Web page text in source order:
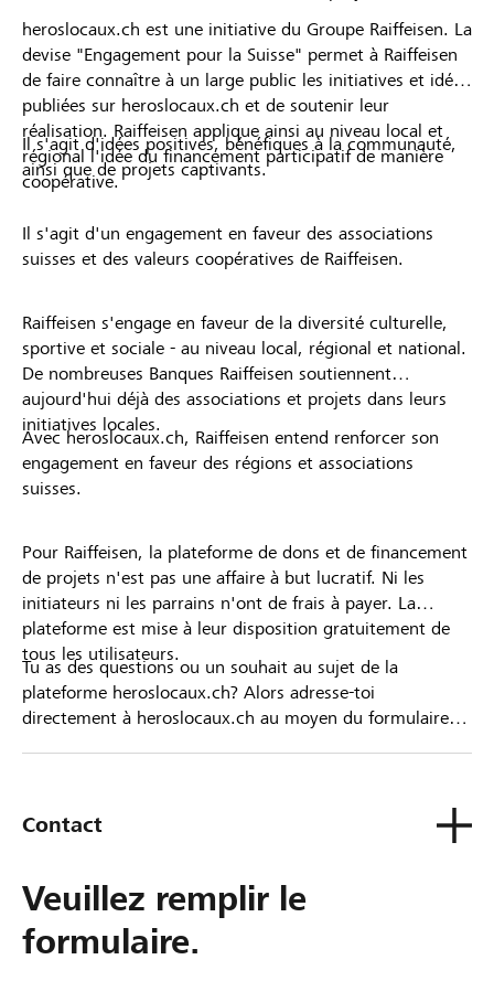
heroslocaux.ch est une initiative du Groupe Raiffeisen. La
devise "Engagement pour la Suisse" permet à Raiffeisen
de faire connaître à un large public les initiatives et idées
publiées sur heroslocaux.ch et de soutenir leur
réalisation. Raiffeisen applique ainsi au niveau local et
régional l'idée du financement participatif de manière
coopérative.
Il s'agit d'idées positives, bénéfiques à la communauté,
ainsi que de projets captivants.
Il s'agit d'un engagement en faveur des associations
suisses et des valeurs coopératives de Raiffeisen.
Raiffeisen s'engage en faveur de la diversité culturelle,
sportive et sociale - au niveau local, régional et national.
De nombreuses Banques Raiffeisen soutiennent
aujourd'hui déjà des associations et projets dans leurs
initiatives locales.
Avec heroslocaux.ch, Raiffeisen entend renforcer son
engagement en faveur des régions et associations
suisses.
Pour Raiffeisen, la plateforme de dons et de financement
de projets n'est pas une affaire à but lucratif. Ni les
initiateurs ni les parrains n'ont de frais à payer. La
plateforme est mise à leur disposition gratuitement de
tous les utilisateurs.
Tu as des questions ou un souhait au sujet de la
plateforme heroslocaux.ch? Alors adresse-toi
directement à heroslocaux.ch au moyen du formulaire
Contact
Veuillez remplir le
formulaire.